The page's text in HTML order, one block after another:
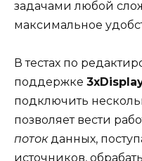
задачами любой
максимальное
В тестах по
поддержке
подключить
позволяет вести
потокданных,
источников,